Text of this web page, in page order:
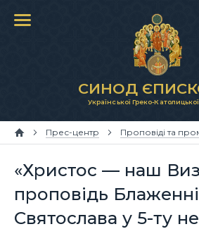
СИНОД
Української Греко-
Прес-центр Проповіді та
«Христос — наш
проповідь
Святослава у 5-ту